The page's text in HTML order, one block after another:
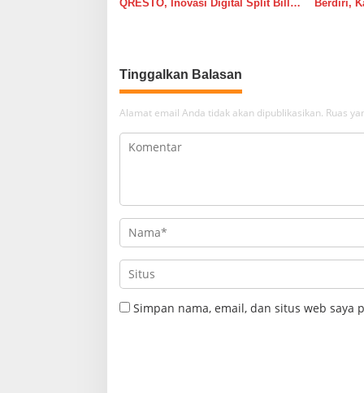
QRESTO, Inovasi Digital Split Bill
Berdiri,
Tinggalkan Balasan
Alamat email Anda tidak akan dipublikasikan. Ruas
Simpan nama, email, dan situs web